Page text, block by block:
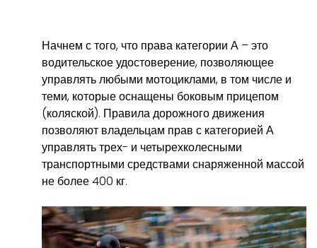
Начнем с того, что права категории А – это
водительское удостоверение, позволяющее
управлять любыми мотоциклами, в том числе и
теми, которые оснащены боковым прицепом
(коляской). Правила дорожного движения
позволяют владельцам прав с категорией А
управлять трех- и четырехколесными
транспортными средствами снаряженной массой
не более 400 кг.